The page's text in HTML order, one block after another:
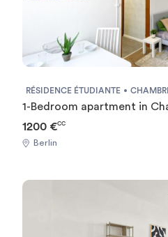
RÉSIDENCE ÉTUDIANTE
1-Bedroom apartment in
1200 €CC
Berlin